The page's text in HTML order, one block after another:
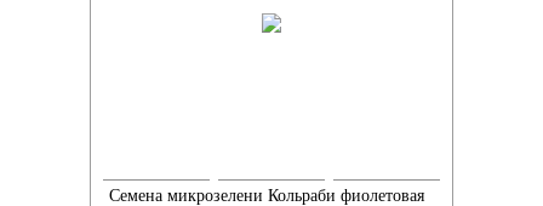
Семена микрозелени Кольраби фиолетовая